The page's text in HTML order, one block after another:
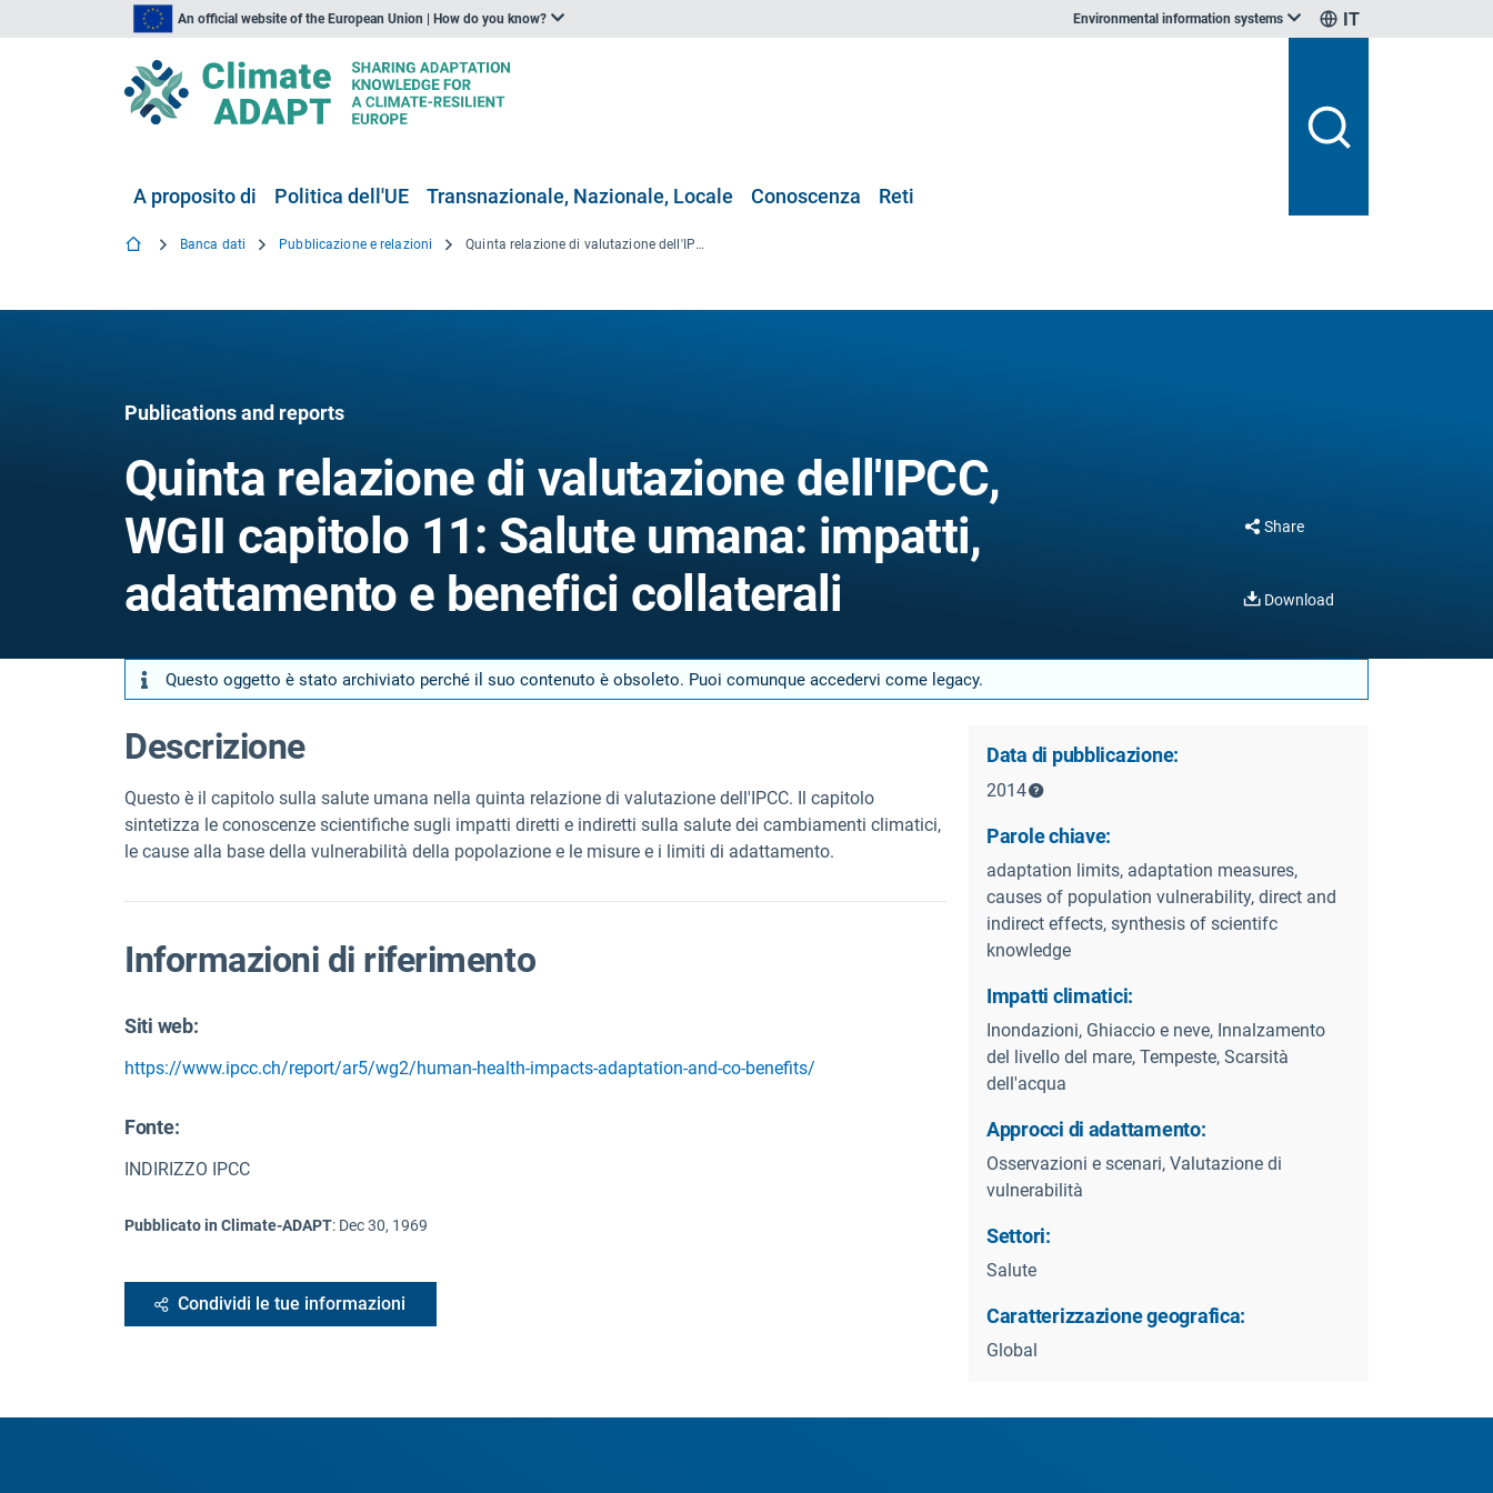
An official website of the European Union | How do you know? Environmental information systems IT
A proposito di Politica dell'UE Transnazionale, Nazionale, Locale Conoscenza Reti
Banca dati Pubblicazione e relazioni Quinta relazione di valutazione dell'IPCC, WGII capitolo 11: Salute umana: impatti, adattamento e benefici collaterali
Publications and reports
Quinta relazione di valutazione dell'IPCC,
WGII capitolo 11: Salute umana: impatti,
adattamento e benefici collaterali
Share
Download
Questo oggetto è stato archiviato perché il suo contenuto è obsoleto. Puoi comunque accedervi come legacy.
Descrizione
Questo è il capitolo sulla salute umana nella quinta relazione di valutazione dell'IPCC. Il capitolo
sintetizza le conoscenze scientifiche sugli impatti diretti e indiretti sulla salute dei cambiamenti climatici,
le cause alla base della vulnerabilità della popolazione e le misure e i limiti di adattamento.
Informazioni di riferimento
Siti web:
https://www.ipcc.ch/report/ar5/wg2/human-health-impacts-adaptation-and-co-benefits/
Fonte:
INDIRIZZO IPCC
Pubblicato in Climate-ADAPT: Dec 30, 1969
Condividi le tue informazioni
Data di pubblicazione:
2014
Parole chiave:
adaptation limits, adaptation measures,
causes of population vulnerability, direct and
indirect effects, synthesis of scientifc
knowledge
Impatti climatici:
Inondazioni, Ghiaccio e neve, Innalzamento
del livello del mare, Tempeste, Scarsità
dell'acqua
Approcci di adattamento:
Osservazioni e scenari, Valutazione di
vulnerabilità
Settori:
Salute
Caratterizzazione geografica:
Global